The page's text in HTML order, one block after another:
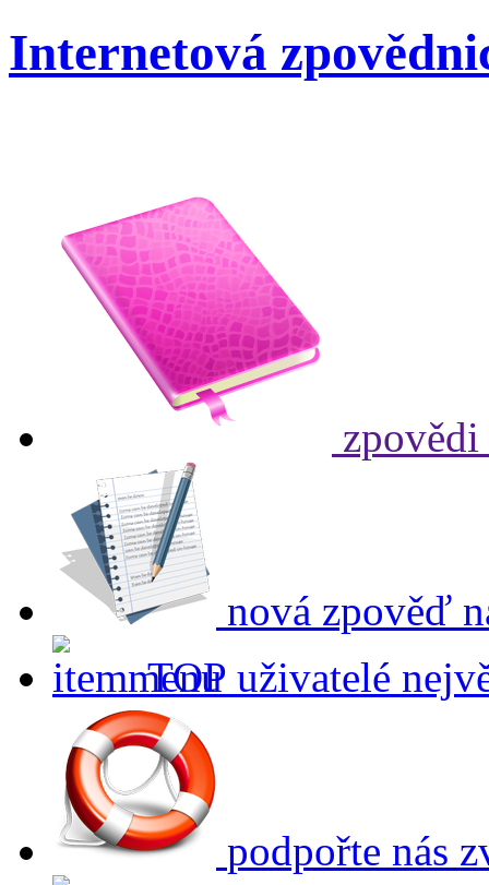
Internetová
zpovědi
nová zpověď
TOP uživatelé
podpořte nás